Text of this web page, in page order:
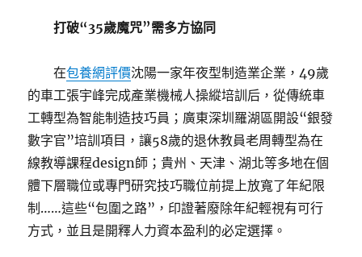
打破“35歲魔咒”需多方協同
在包養網評價沈陽一家年夜型制造業企業，49歲
的車工張宇峰完成產業機械人操縱培訓后，從傳統車
工轉型為智能制造技巧員；廣東深圳羅湖區開設“銀發
數字官”培訓項目，讓58歲的退休教員老周轉型為在
線教導課程design師；貴州、天津、湖北等多地在個
體下層職位或專門研究技巧職位前提上放寬了年紀限
制……這些“包圍之路”，印證著廢除年紀輕視有可行
方式，並且是開釋人力資本盈利的必定選擇。